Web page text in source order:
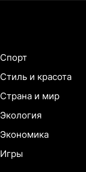
Спорт
Стиль и красота
Страна и мир
Экология
Экономика
Игры